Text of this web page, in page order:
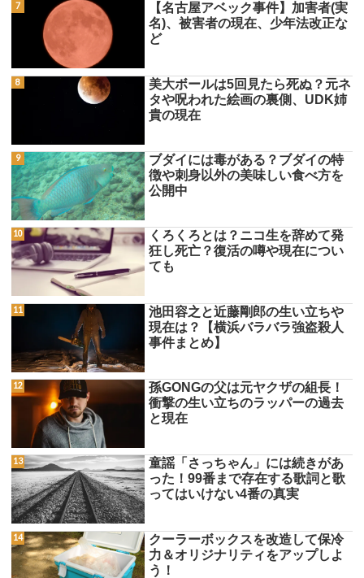
【名古屋アベック事件】加害者(実
名)、被害者の現在、少年法改正な
ど
美大ボールは5回見たら死ぬ？元ネ
タや呪われた絵画の裏側、UDK姉
貴の現在
ブダイには毒がある？ブダイの特
徴や刺身以外の美味しい食べ方を
公開中
くろくろとは？ニコ生を辞めて発
狂し死亡？復活の噂や現在につい
ても
池田容之と近藤剛郎の生い立ちや
現在は？【横浜バラバラ強盗殺人
事件まとめ】
孫GONGの父は元ヤクザの組長！
衝撃の生い立ちのラッパーの過去
と現在
童謡「さっちゃん」には続きがあ
った！99番まで存在する歌詞と歌
ってはいけない4番の真実
クーラーボックスを改造して保冷
力＆オリジナリティをアップしよ
う！